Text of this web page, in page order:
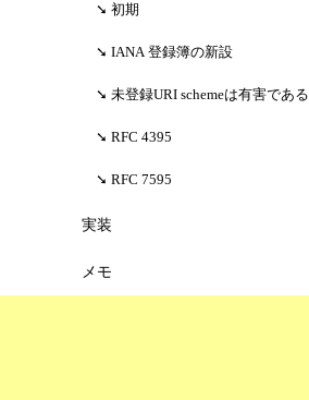
初期
IANA 登録簿の新設
未登録URI schemeは有害である
RFC 4395
RFC 7595
実装
メモ